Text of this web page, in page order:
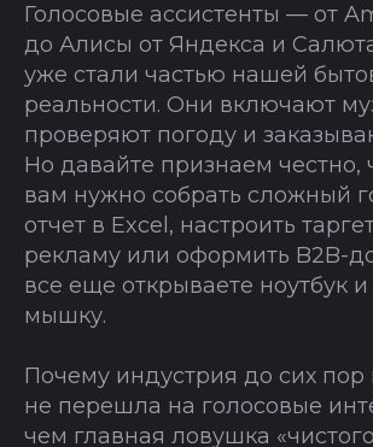
Голосовые ассистенты — от
до Алисы от Яндекса и
уже стали частью нашей
реальности. Они включают
проверяют погоду и
Но давайте признаем честно,
вам нужно собрать сложный
отчет в Excel, настроить
рекламу или оформить B2B-
все еще открываете ноутбук и
мышку.
Почему индустрия до сих пор
не перешла на голосовые
чем главная ловушка